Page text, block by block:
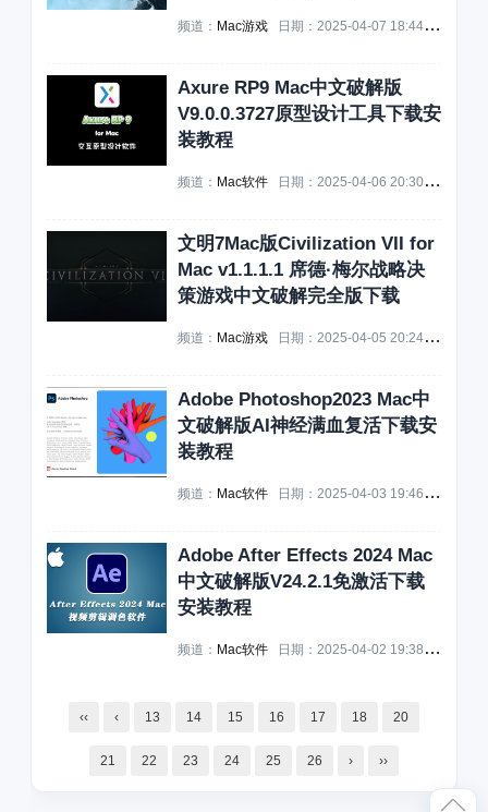
频道： Mac游戏 日期： 2025-04-07 18:44:11
Axure RP9 Mac中文破解版
V9.0.0.3727原型设计工具下载安
装教程
频道： Mac软件 日期： 2025-04-06 20:30:01
文明7Mac版Civilization VII for
Mac v1.1.1.1 席德·梅尔战略决
策游戏中文破解完全版下载
频道： Mac游戏 日期： 2025-04-05 20:24:31
Adobe Photoshop2023 Mac中
文破解版AI神经满血复活下载安
装教程
频道： Mac软件 日期： 2025-04-03 19:46:23
Adobe After Effects 2024 Mac
中文破解版V24.2.1免激活下载
安装教程
频道： Mac软件 日期： 2025-04-02 19:38:26
‹‹ ‹ 13 14 15 16 17 18 20
21 22 23 24 25 26 › ››